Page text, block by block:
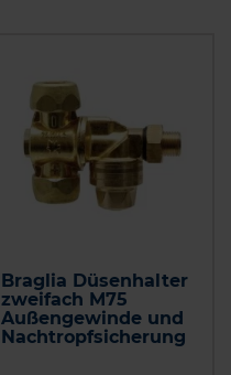
Braglia Düsenhalter
zweifach M75
Außengewinde und
Nachtropfsicherung